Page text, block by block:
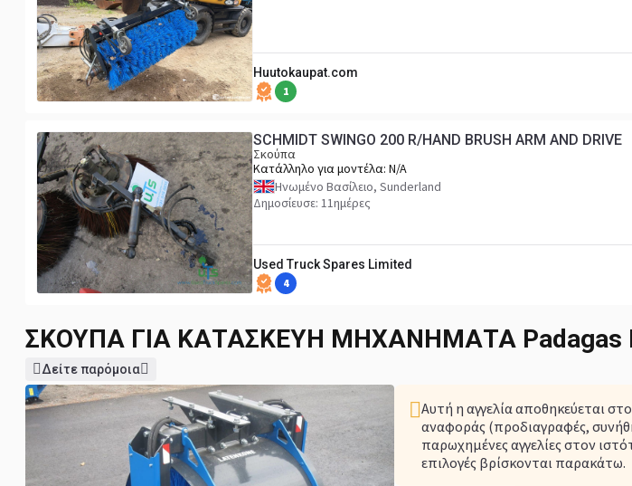
Huutokaupat.com
1
SCHMIDT SWINGO 200 R/HAND BRUSH ARM AND DRIVE
Σκούπα
Κατάλληλο για μοντέλα: N/A
Ηνωμένο Βασίλειο, Sunderland
Δημοσίευσε: 11ημέρες
Used Truck Spares Limited
4
ΣΚΟΎΠΑ ΓΙΑ ΚΑΤΑΣΚΕΥΉ ΜΗΧΑΝΉΜΑΤΑ
Δείτε παρόμοια
Αυτή η αγγελία αποθηκεύεται
αναφοράς (προδιαγραφές,
παρωχημένες αγγελίες στον
επιλογές βρίσκονται παρακάτω.